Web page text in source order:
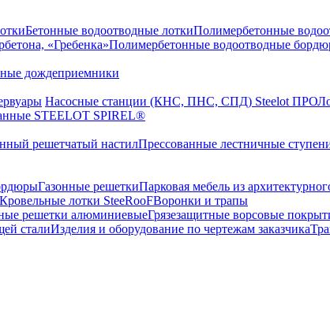
Бетонные водоотводные лоткиПолимербетонные
«Гребенка»Полимербетонные водоотводные
дождеприемники
Насосные станции (КНС, ПНС, СПД) Steelot ПРО
STEELOT SPIREL®
решетчатый настилПрессованные лестничные
Газонные решеткиПарковая мебель из
Кровельные лотки SteeRooFВоронки и трапы
решетки алюминиевыеГрязезащитные ворсовые
сталиИзделия и оборудование по чертежам заказчика